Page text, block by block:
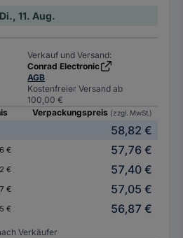
11. Aug.
Verkauf und Versand:
Conrad Electronic
AGB
Kostenfreier Versand ab
100,00 €
Verpackungspreis (zzgl. MwSt.)
58,82 €
€
57,76 €
€
57,40 €
€
57,05 €
€ 56,87 €
Verkäufer